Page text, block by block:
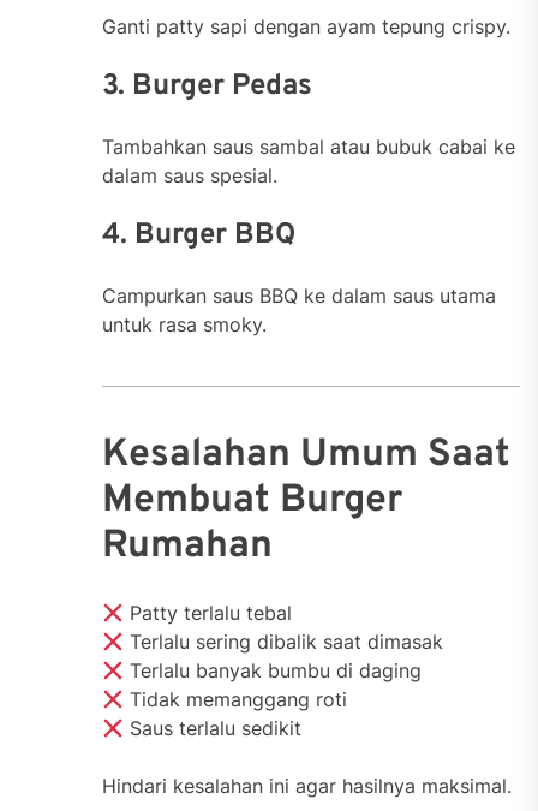
Ganti patty sapi dengan ayam tepung crispy.
3. Burger Pedas
Tambahkan saus sambal atau bubuk cabai ke
dalam saus spesial.
4. Burger BBQ
Campurkan saus BBQ ke dalam saus utama
untuk rasa smoky.
Kesalahan Umum Saat
Membuat Burger
Rumahan
Patty terlalu tebal
Terlalu sering dibalik saat dimasak
Terlalu banyak bumbu di daging
Tidak memanggang roti
Saus terlalu sedikit
Hindari kesalahan ini agar hasilnya maksimal.